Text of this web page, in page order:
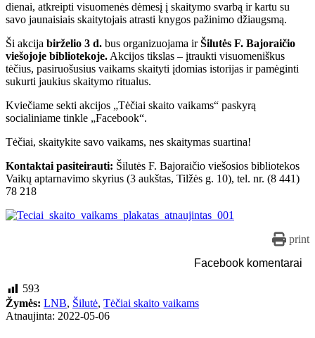
dienai, atkreipti visuomenės dėmesį į skaitymo svarbą ir kartu su
savo jaunaisiais skaitytojais atrasti knygos pažinimo džiaugsmą.
Ši akcija birželio 3 d. bus organizuojama irŠilutės F. Bajoraičio
viešojoje bibliotekoje. Akcijos tikslas – įtraukti visuomeniškus
tėčius, pasiruošusius vaikams skaityti įdomias istorijas ir pamėginti
sukurti jaukius skaitymo ritualus.
Kviečiame sekti akcijos „Tėčiai skaito vaikams“ paskyrą
socialiniame tinkle „Facebook“.
Tėčiai, skaitykite savo vaikams, nes skaitymas suartina!
Kontaktai pasiteirauti: Šilutės F. Bajoraičio viešosios bibliotekos
Vaikų aptarnavimo skyrius (3 aukštas, Tilžės g. 10), tel. nr. (8 441)
78 218
print
Facebook komentarai
593
Žymės: LNB, Šilutė, Tėčiai skaito vaikams
Atnaujinta: 2022-05-06